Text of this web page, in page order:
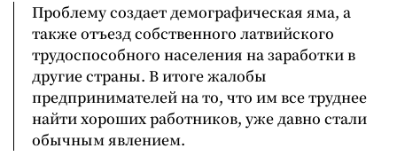
Проблему создает демографическая яма, а
также отъезд собственного латвийского
трудоспособного населения на заработки в
другие страны. В итоге жалобы
предпринимателей на то, что им все труднее
найти хороших работников, уже давно стали
обычным явлением.